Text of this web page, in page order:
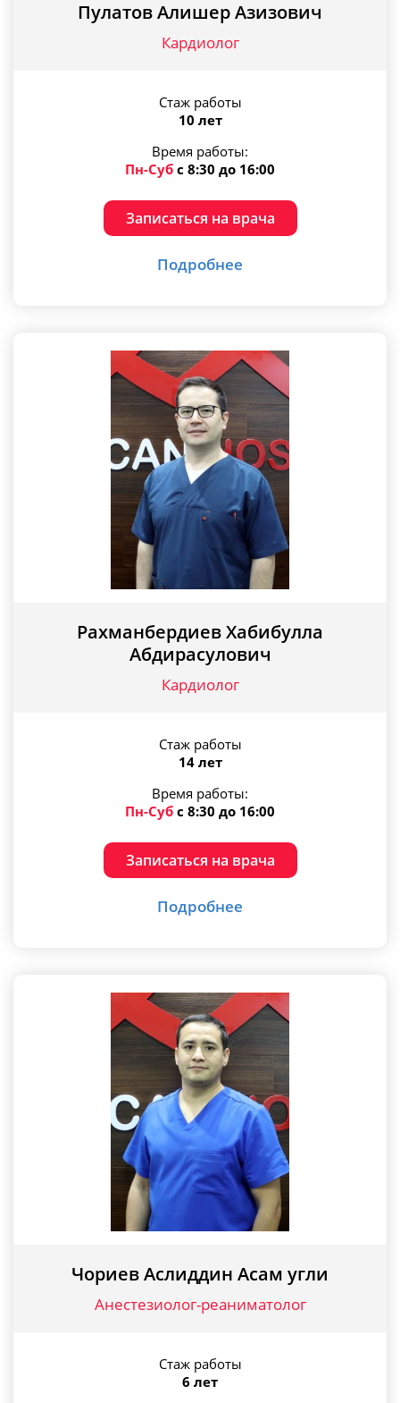
Пулатов Алишер Азизович
Кардиолог
Стаж работы
10 лет
Время работы:
Пн-Суб с 8:30 до 16:00
Записаться на врача
Подробнее
Рахманбердиев Хабибулла
Абдирасулович
Кардиолог
Стаж работы
14 лет
Время работы:
Пн-Суб с 8:30 до 16:00
Записаться на врача
Подробнее
Чориев Аслиддин Асам угли
Анестезиолог-реаниматолог
Стаж работы
6 лет